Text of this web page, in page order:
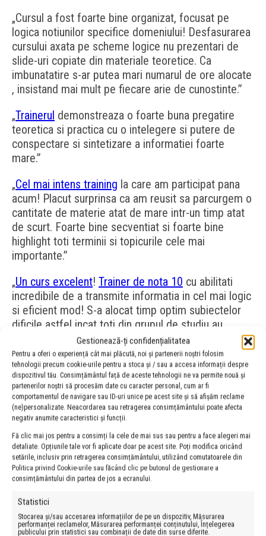
Gestionează-ți confidențialitatea
Pentru a oferi o experiență cât mai plăcută, noi și partenerii noștri folosim
tehnologii precum cookie-urile pentru a stoca și / sau a accesa informații despre
dispozitivul tău. Consimțământul față de aceste tehnologii ne va permite nouă și
partenerilor noștri să procesăm date cu caracter personal, cum ar fi
comportamentul de navigare sau ID-uri unice pe acest site și să afișăm reclame
(ne)personalizate. Neacordarea sau retragerea consimțământului poate afecta
negativ anumite caracteristici și funcții.
Fă clic mai jos pentru a consimți la cele de mai sus sau pentru a face alegeri mai
detaliate. Opțiunile tale vor fi aplicate doar pe acest site. Poți modifica oricând
setările, inclusiv prin retragerea consimțământului, utilizând comutatoarele din
Politica privind Cookie-urile sau făcând clic pe butonul de gestionare a
consimțământului din partea de jos a ecranului.
Statistici
Stocarea și/sau accesarea informațiilor de pe un dispozitiv, Măsurarea
performanței reclamelor, Măsurarea performanței conținutului, Înțelegerea
publicului prin statistici sau combinații de date din surse diferite.
„Cursul a fost foarte bine organizat, focusat pe
logica notiunilor specifice domeniului! Desfasurarea
cursului axata pe scheme logice nu prezentari de
slide-uri copiate din materiale teoretice. Ca
imbunatatire s-ar putea mari numarul de ore alocate
, insistand mai mult pe fiecare arie de cunostinte.”
„Trainerul demonstreaza o foarte buna pregatire
teoretica si practica cu o intelegere si putere de
conspectare si sintetizare a informatiei foarte
mare.”
„Cel mai intens training la care am participat pana
acum! Placut surprinsa ca am reusit sa parcurgem o
cantitate de materie atat de mare intr-un timp atat
de scurt. Foarte bine secventiat si foarte bine
highlight toti terminii si topicurile cele mai
importante.”
„Un curs excelent! Trainer de nota 10 cu abilitati
incredibile de a transmite informatia in cel mai logic
si eficient mod! S-a alocat timp optim subiectelor
dificile astfel incat toti din grupul de studiu au
inteles ce se cere si ce trebuie asimilat pentru
examen. Am sa recomand cu caldura acest curs si
altor cunostinte ce doresc certificarea PMP.”
„Experienta interesanta, focusata pe intelegerea
notiunilor si exemple practice din activitatea de zi
cu zi a unui project manager. Mi-a placut
modalitatea de expunere exemplificarea notiunilor
din cadrul cursului.Trainerbine pregatit!”
„Experienta super OK . Trainer OK!”
„Slides build during training delivery! Follow-up
super OK!”